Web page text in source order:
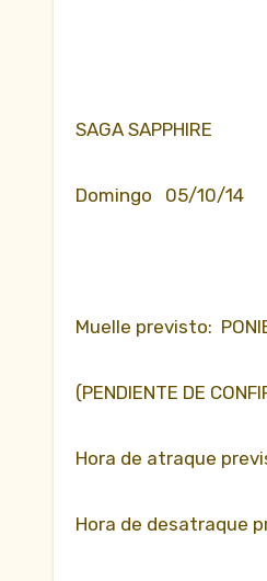
SAGA SAPPHIRE
Domingo 05/10/14
Muelle previsto:
(PENDIENTE DE
Hora de atraque
Hora de desatraque